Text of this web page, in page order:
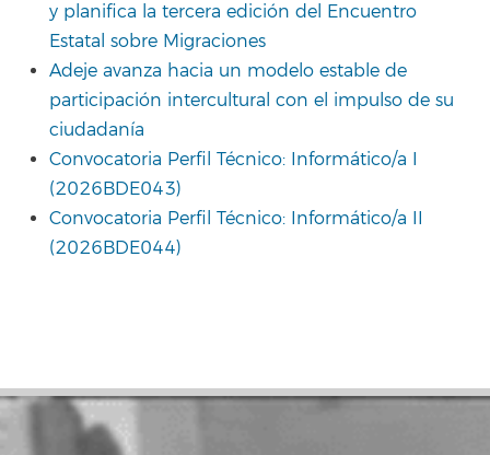
y planifica la tercera edición del Encuentro
Estatal sobre Migraciones
Adeje avanza hacia un modelo estable de
participación intercultural con el impulso de su
ciudadanía
Convocatoria Perfil Técnico: Informático/a I
(2026BDE043)
Convocatoria Perfil Técnico: Informático/a II
(2026BDE044)